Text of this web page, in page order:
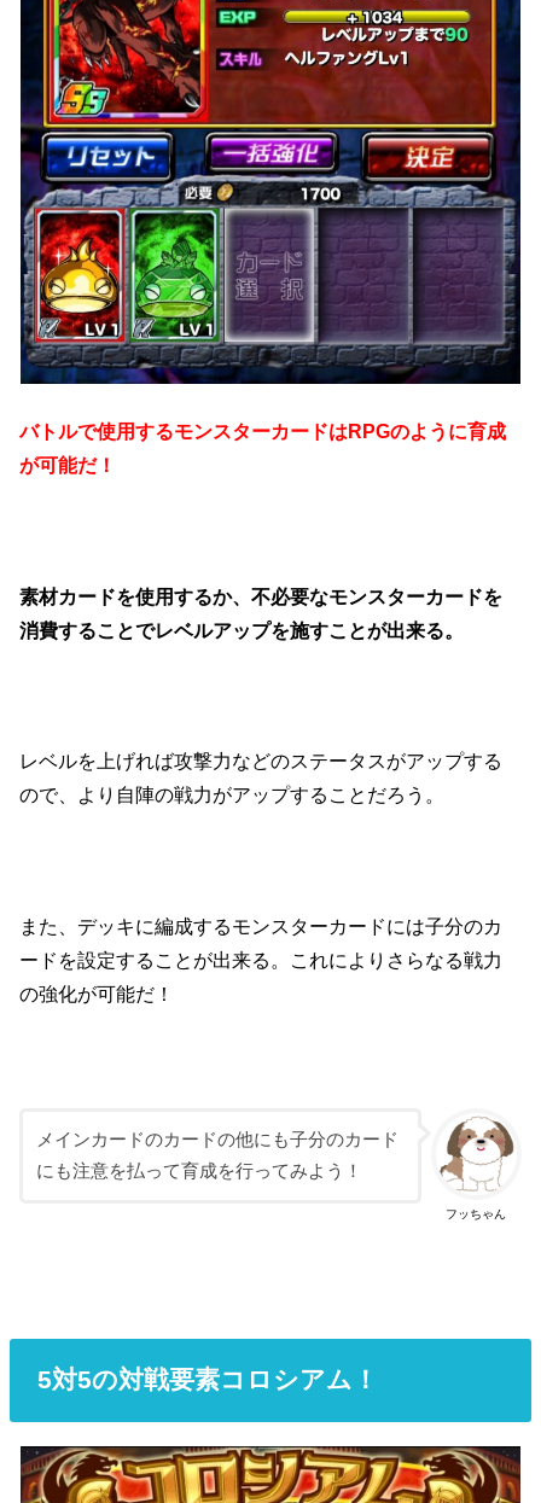
バトルで使用するモンスターカードはRPGのように育成
が可能だ！
素材カードを使用するか、不必要なモンスターカードを
消費することでレベルアップを施すことが出来る。
レベルを上げれば攻撃力などのステータスがアップする
ので、より自陣の戦力がアップすることだろう。
また、デッキに編成するモンスターカードには子分のカ
ードを設定することが出来る。これによりさらなる戦力
の強化が可能だ！
フッちゃん
メインカードのカードの他にも子分のカード
にも注意を払って育成を行ってみよう！
5対5の対戦要素コロシアム！